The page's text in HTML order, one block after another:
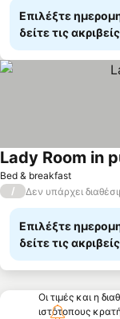
Επιλέξτε
δείτε τις
Bed & breakfast
Lady Room in
/ Δεν υπάρχει
Επιλέξτε
δείτε τις
Οι τιμές και η
ιστότοπους